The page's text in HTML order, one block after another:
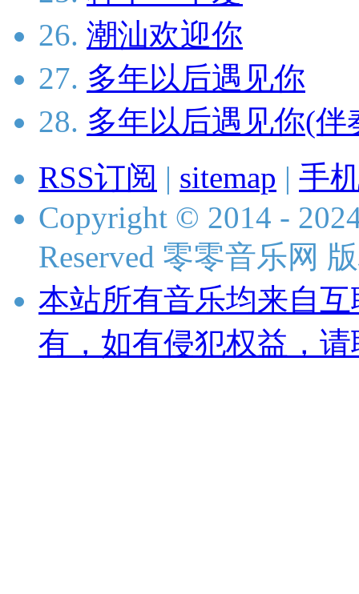
26. 潮汕欢迎你
27. 多年以后遇见你
28. 多年以后遇见你(伴
RSS订阅 | sitemap | 手
Copyright © 2014 -
Reserved 零零音乐网
本站所有音乐均来自
有，如有侵犯权益，